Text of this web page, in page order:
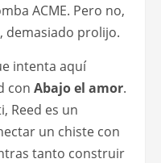
ACME. Pero no,
demasiado prolijo.
intenta aquí
con Abajo el amor.
Reed es un
un chiste con
tanto construir